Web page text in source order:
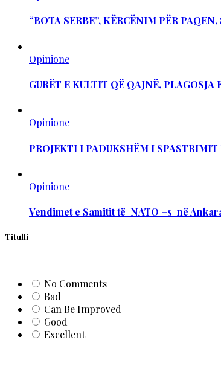
“BOTA SERBE”, KËRCËNIM PËR
Opinione
GURËT E KULTIT QË QAJNË,
Opinione
PROJEKTI I PADUKSHËM I
Opinione
Vendimet e Samitit të NATO –s në
Titulli
No Comments
Bad
Can Be Improved
Good
Excellent